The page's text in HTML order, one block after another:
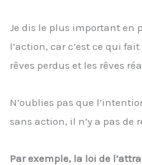
Je dis le plus important en
l’action, car c’est ce qui
rêves perdus et les rêves
N’oublies pas que
sans action, il n’y a pas de
Par exemple, la loi de